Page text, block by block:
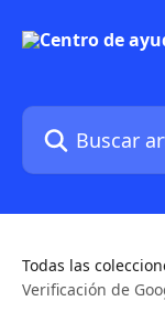
Buscar artículos...
Todas las
Verificación de